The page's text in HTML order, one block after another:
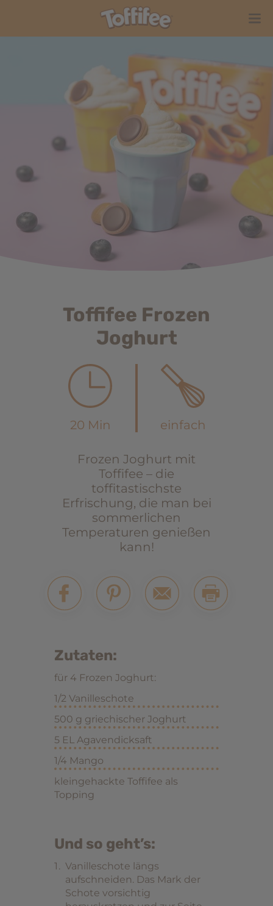
Toffifee Frozen
Joghurt
20 Min einfach
Frozen Joghurt mit
Toffifee – die
toffitastischste
Erfrischung, die man bei
sommerlichen
Temperaturen genießen
kann!
Zutaten:
für 4 Frozen Joghurt:
1/2 Vanilleschote
500 g griechischer Joghurt
5 EL Agavendicksaft
1/4 Mango
kleingehackte Toffifee als
Topping
Und so geht’s:
Vanilleschote längs
aufschneiden. Das Mark der
Schote vorsichtig